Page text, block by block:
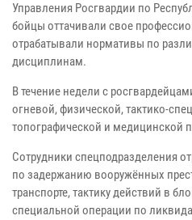
Управления Росгвардии по
бойцы оттачивали свое
отрабатывали нормативы по
дисциплинам.
В течение недели с
огневой, физической, тактико-
топографической и медицинской
Сотрудники спецподразделения
по задержанию вооружённых
транспорте, тактику действий в
специальной операции по